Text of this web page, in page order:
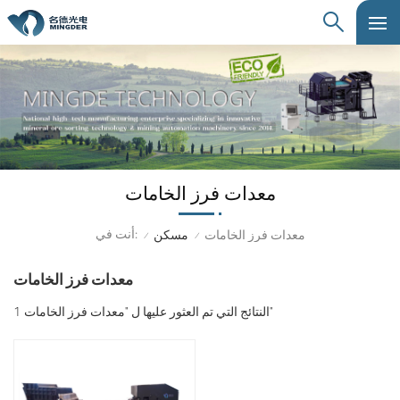
معدات فرز الخامات
أنت في: / مسكن / معدات فرز الخامات
معدات فرز الخامات
1 النتائج التي تم العثور عليها ل "معدات فرز الخامات"